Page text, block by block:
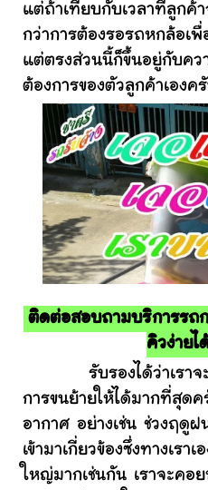
แต่ถ้าเทียบกับเวลาที่ลูกค้
กว่าการต้องรอรถหกล้อเ
แต่ตรงส่วนนี้ก็ขึ้นอยู่กับคว
ต้องการของตัวลูกค้าเองค
ติดต่อสอบถามบริการรถ
คิวง่ายไ
รับรองได้ว่าเราจะจั
การขนย้ายให้ได้มากที่สุด
อากาศ อย่างเช่น ช่วงฤดู
เข้ามาเกี่ยวข้องซึ่งทางเร
ใหญ่มากเช่นกัน เราจะค